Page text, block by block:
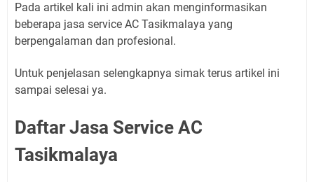
Pada artikel kali ini admin akan menginformasikan
beberapa jasa service AC Tasikmalaya yang
berpengalaman dan profesional.
Untuk penjelasan selengkapnya simak terus artikel ini
sampai selesai ya.
Daftar Jasa Service AC
Tasikmalaya